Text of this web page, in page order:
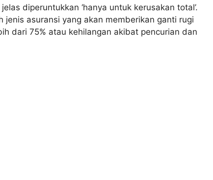
diperuntukkan ‘hanya untuk kerusakan total’.
jenis asuransi yang akan memberikan ganti rugi
dari 75% atau kehilangan akibat pencurian dan